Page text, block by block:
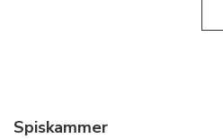
Spiskammer